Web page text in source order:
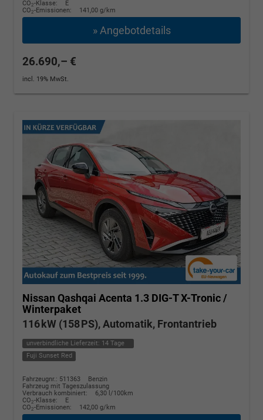
CO2-Klasse:
E
CO2-Emissionen: 141,00 g/km
» Angebotdetails
26.690,– €
incl. 19% MwSt.
Nissan Qashqai Acenta 1.3 DIG-T X-Tronic /
Winterpaket
116 kW (158 PS), Automatik, Frontantrieb
unverbindliche Lieferzeit: 14 Tage
Fuji Sunset Red
Fahrzeugnr.: 511363
Benzin
Fahrzeug mit Tageszulassung
Verbrauch kombiniert:
6,30 l/100km
CO2-Klasse:
E
CO2-Emissionen: 142,00 g/km